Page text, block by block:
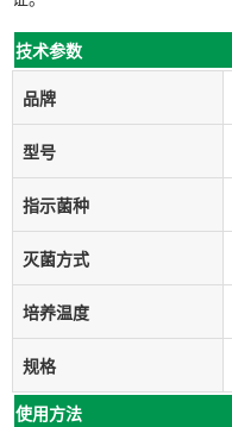
技术参数
品牌
型号
指示菌种
灭菌方式
培养温度
规格
使用方法